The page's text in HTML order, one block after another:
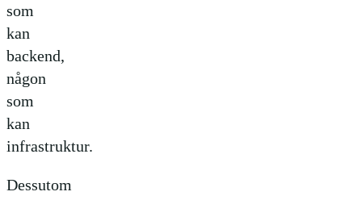
som
kan
backend,
någon
som
kan
infrastruktur.
Dessutom